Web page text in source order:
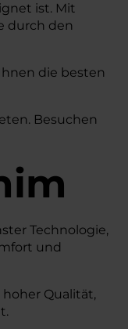
ist. Mit
durch den
die besten
Besuchen
Technologie,
und
Qualität,